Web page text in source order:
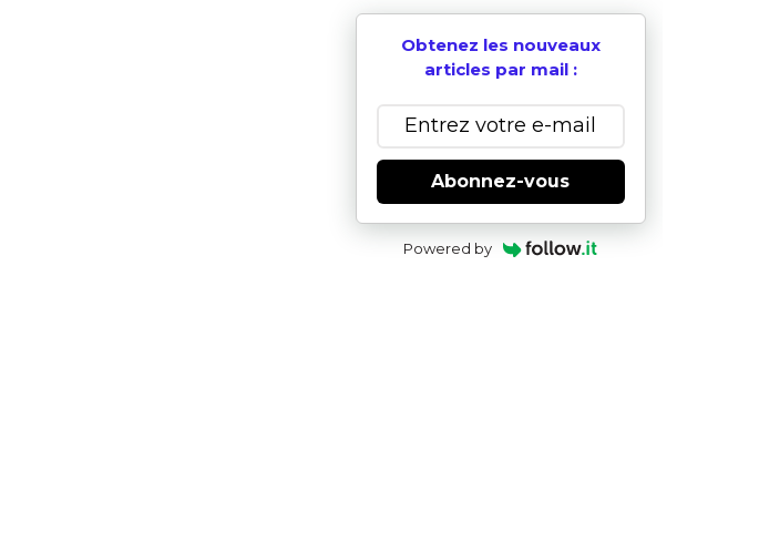
Obtenez les nouveaux
articles par mail :
Abonnez-vous
Powered by